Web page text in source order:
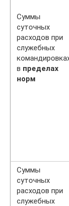
Суммы
суточных
расходов при
служебных
в пределах
норм
Суммы
суточных
расходов при
служебных